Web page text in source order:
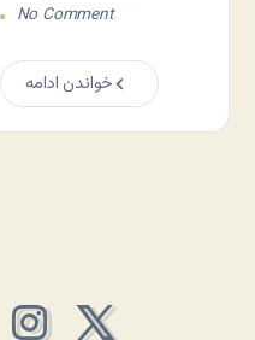
No Comment
خواندن ادامه